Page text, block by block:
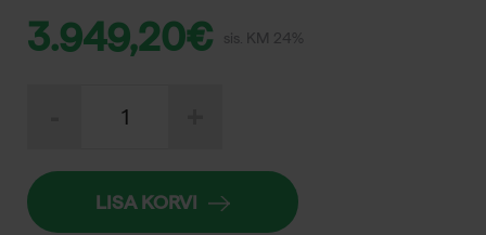
3.949,20€ sis. KM 24%
kogus
LISA KORVI